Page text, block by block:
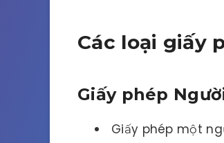
Các loại giấy
Giấy phép
Giấy phép một